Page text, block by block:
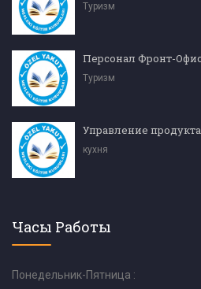
Туризм
Персонал Фронт-
Туризм
Управление
кухня
Часы Работы
Понедельник-Пятница :